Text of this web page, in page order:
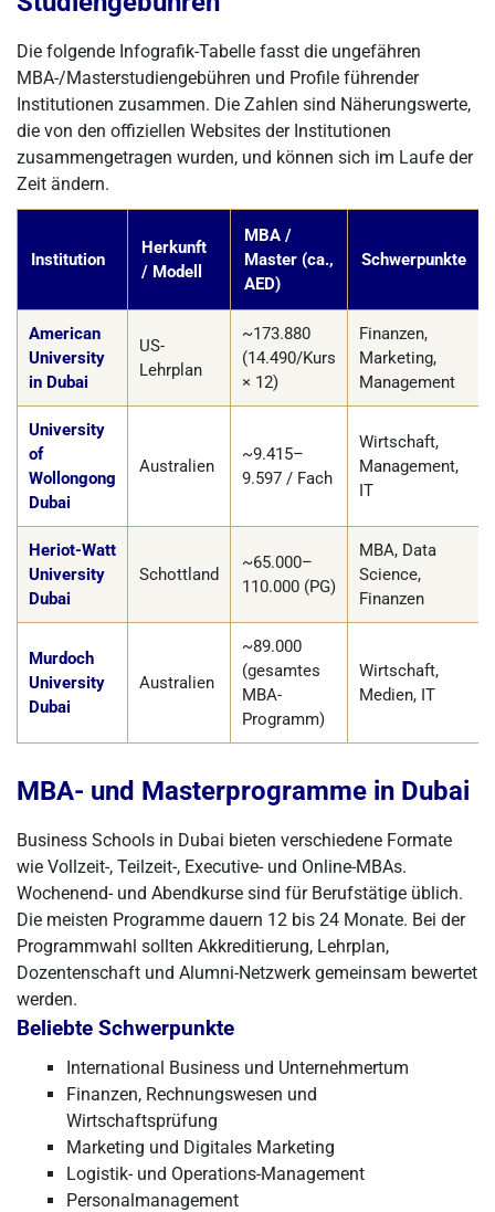
Die folgende Infografik-Tabelle fasst die ungefähren
MBA-/Masterstudiengebühren und Profile führender
Institutionen zusammen. Die Zahlen sind Näherungswerte,
die von den offiziellen Websites der Institutionen
zusammengetragen wurden, und können sich im Laufe der
Zeit ändern.
Institution
Herkunft
/ Modell
MBA /
Master (ca.,
AED)
Schwerpunkte
American
University
in Dubai
US-
Lehrplan
~173.880
(14.490/Kurs
× 12)
Finanzen,
Marketing,
Management
University
of
Wollongong
Dubai
Australien
~9.415–
9.597 / Fach
Wirtschaft,
Management,
IT
Heriot-Watt
University
Dubai
Schottland
~65.000–
110.000 (PG)
MBA, Data
Science,
Finanzen
Murdoch
University
Dubai
Australien
~89.000
(gesamtes
MBA-
Programm)
Wirtschaft,
Medien, IT
MBA- und Masterprogramme in Dubai
Business Schools in Dubai bieten verschiedene Formate
wie Vollzeit-, Teilzeit-, Executive- und Online-MBAs.
Wochenend- und Abendkurse sind für Berufstätige üblich.
Die meisten Programme dauern 12 bis 24 Monate. Bei der
Programmwahl sollten Akkreditierung, Lehrplan,
Dozentenschaft und Alumni-Netzwerk gemeinsam bewertet
werden.
Beliebte Schwerpunkte
International Business und Unternehmertum
Finanzen, Rechnungswesen und
Wirtschaftsprüfung
Marketing und Digitales Marketing
Logistik- und Operations-Management
Personalmanagement